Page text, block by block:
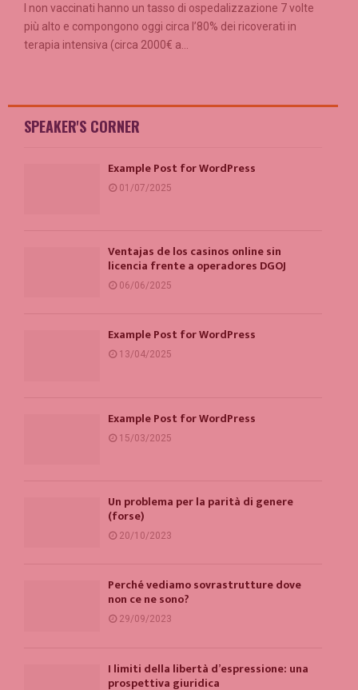
I non vaccinati hanno un tasso di ospedalizzazione 7 volte
più alto e compongono oggi circa l’80% dei ricoverati in
terapia intensiva (circa 2000€ a...
SPEAKER'S CORNER
Example Post for WordPress
01/07/2025
Ventajas de los casinos online sin
licencia frente a operadores DGOJ
06/06/2025
Example Post for WordPress
13/04/2025
Example Post for WordPress
15/03/2025
Un problema per la parità di genere
(forse)
20/10/2023
Perché vediamo sovrastrutture dove
non ce ne sono?
29/09/2023
I limiti della libertà d’espressione: una
prospettiva giuridica